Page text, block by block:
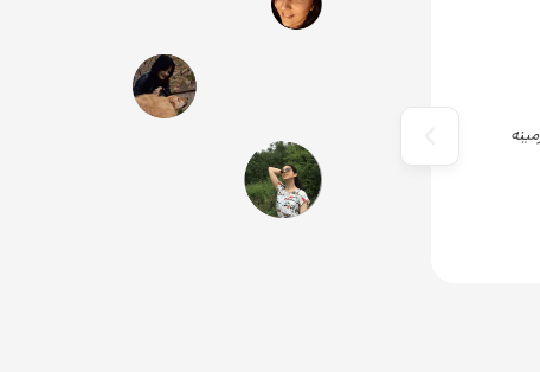
ویوید ویژوال یک تیم حرفه ای به تمام معناست. آموزش حرفه